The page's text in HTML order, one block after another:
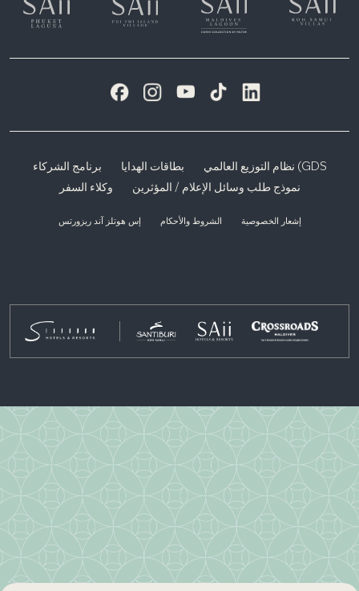
برنامج الشركاء بطاقات الهدايا
نظام التوزيع العالمي (GDS
وكلاء السفر
نموذج طلب وسائل الإعلام / المؤثرين
إشعار الخصوصية الشروط والأحكام إس هوتلز آند ريزورتس